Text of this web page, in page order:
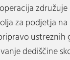
za podjetja
ustreznih
dediščine